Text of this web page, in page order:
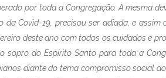
por toda a Congregação. A mesma
da Covid-19, precisou ser adiada, e
deste ano com todos os cuidados e
sopro do Espírito Santo para toda a
diante do tema compromisso social